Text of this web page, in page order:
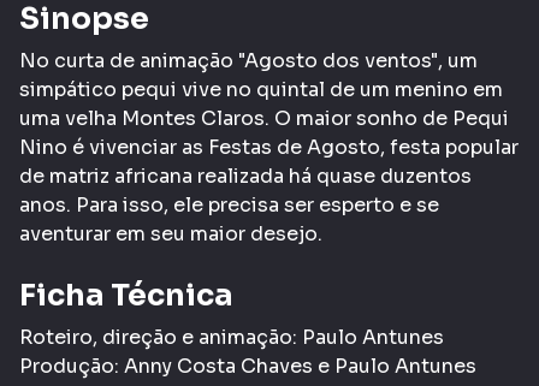
Sinopse
No curta de animação "Agosto dos ventos", um
simpático pequi vive no quintal de um menino em
uma velha Montes Claros. O maior sonho de Pequi
Nino é vivenciar as Festas de Agosto, festa popular
de matriz africana realizada há quase duzentos
anos. Para isso, ele precisa ser esperto e se
aventurar em seu maior desejo.
Ficha Técnica
Roteiro, direção e animação: Paulo Antunes
Produção: Anny Costa Chaves e Paulo Antunes